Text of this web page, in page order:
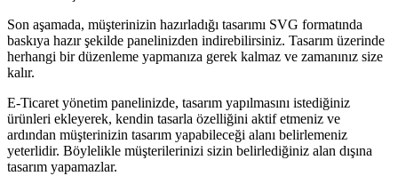
Son aşamada, müşterinizin hazırladığı tasarımı SVG formatında
baskıya hazır şekilde panelinizden indirebilirsiniz. Tasarım üzerinde
herhangi bir düzenleme yapmanıza gerek kalmaz ve zamanınız size
kalır.
E-Ticaret yönetim panelinizde, tasarım yapılmasını istediğiniz
ürünleri ekleyerek, kendin tasarla özelliğini aktif etmeniz ve
ardından müşterinizin tasarım yapabileceği alanı belirlemeniz
yeterlidir. Böylelikle müşterilerinizi sizin belirlediğiniz alan dışına
tasarım yapamazlar.